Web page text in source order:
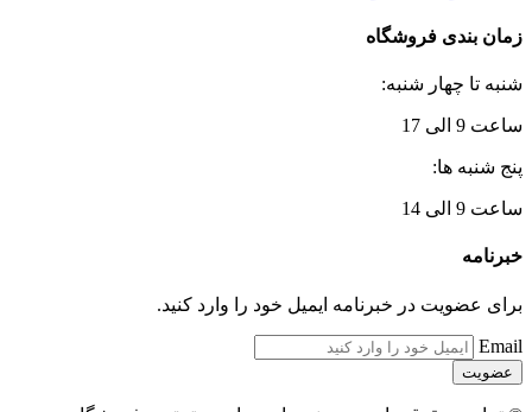
زمان بندی فروشگاه
شنبه تا چهار شنبه:
ساعت 9 الی 17
پنج شنبه ها:
ساعت 9 الی 14
خبرنامه
برای عضویت در خبرنامه ایمیل خود را وارد کنید.
Email